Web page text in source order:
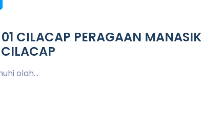
CILACAP PERAGAAN MANASIK
olah...